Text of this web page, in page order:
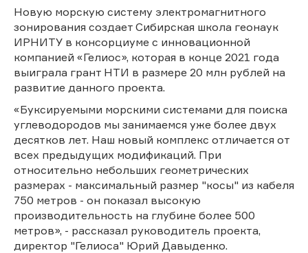
Новую морскую систему электромагнитного
зонирования создает Сибирская школа геонаук
ИРНИТУ в консорциуме с инновационной
компанией «Гелиос», которая в конце 2021 года
выиграла грант НТИ в размере 20 млн рублей на
развитие данного проекта.
«Буксируемыми морскими системами для поиска
углеводородов мы занимаемся уже более двух
десятков лет. Наш новый комплекс отличается от
всех предыдущих модификаций. При
относительно небольших геометрических
размерах - максимальный размер "косы" из кабеля
750 метров - он показал высокую
производительность на глубине более 500
метров», - рассказал руководитель проекта,
директор "Гелиоса" Юрий Давыденко.